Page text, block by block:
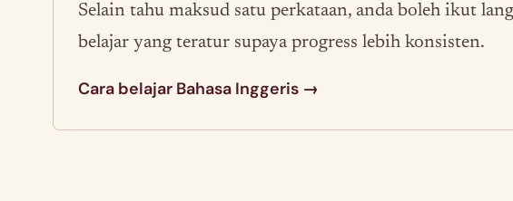
Selain tahu maksud satu perkataan, anda boleh ikut
belajar yang teratur supaya progress lebih konsisten.
Cara belajar Bahasa Inggeris →